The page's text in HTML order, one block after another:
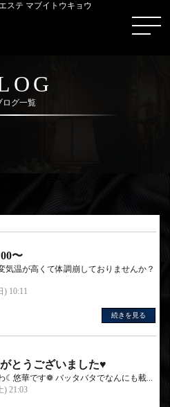
ステ マブイトウキョウ
ログ一覧
〜
気温が高くて体調崩しておりませんか？
) 10:11
続きを見る
とうございました♥
☾悠華です❁︎ バッタバタでなんにも載...
) 21:03